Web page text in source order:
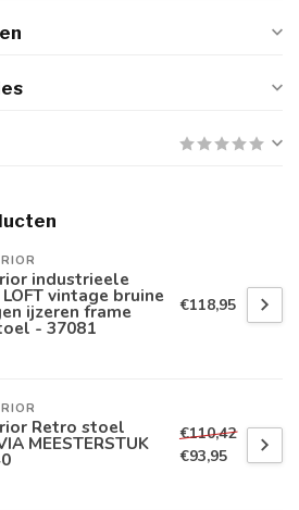
industrieele
vintage bruine
ijzeren frame
- 37081
€118,95
Retro stoel
MEESTERSTUK
€110,42
€93,95